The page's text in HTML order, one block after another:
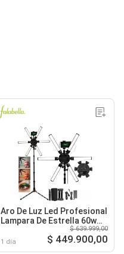
Aro De Luz Led Profesional
Lampara De Estrella 60w
1 día
$ 639.999,00
$ 449.900,00